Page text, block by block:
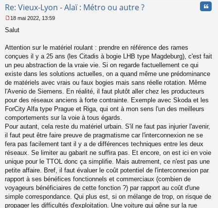
Re: Vieux-Lyon - Alaï : Métro ou autre ?
e
s
g
e
n
o
n
u
18 mai 2022, 13:59
Salut
Attention sur le matériel roulant : prendre en référence des rames
conçues il y a 25 ans (les Citadis à bogie LHB type Magdeburg), c'est fait
un peu abstraction de la vraie vie. Si on regarde factuellement ce qui
existe dans les solutions actuelles, on a quand même une prédominance
de matériels avec vrais ou faux bogies mais sans réelle rotation. Même
l'Avenio de Siemens. En réalité, il faut plutôt aller chez les producteurs
pour des réseaux anciens à forte contrainte. Exemple avec Skoda et les
ForCity Alfa type Prague et Riga, qui ont à mon sens l'un des meilleurs
comportements sur la voie à tous égards.
Pour autant, cela reste du matériel urbain. S'il ne faut pas injurier l'avenir,
il faut peut être faire preuve de pragmatisme car l'interconnexion ne se
fera pas facilement tant il y a de différences techniques entre les deux
réseaux. Se limiter au gabarit ne suffira pas. Et encore, on est ici en voie
unique pour le TTOL donc ça simplifie. Mais autrement, ce n'est pas une
petite affaire. Bref, il faut évaluer le coût potentiel de l'interconnexion par
rapport à ses bénéfices fonctionnels et commerciaux (combien de
voyageurs bénéficiaires de cette fonction ?) par rapport au coût d'une
simple correspondance. Qui plus est, si on mélange de trop, on risque de
propager les difficultés d'exploitation. Une voiture qui gêne sur la rue